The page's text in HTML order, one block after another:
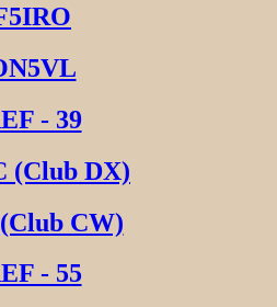
- 39
(Club DX)
CW)
- 55